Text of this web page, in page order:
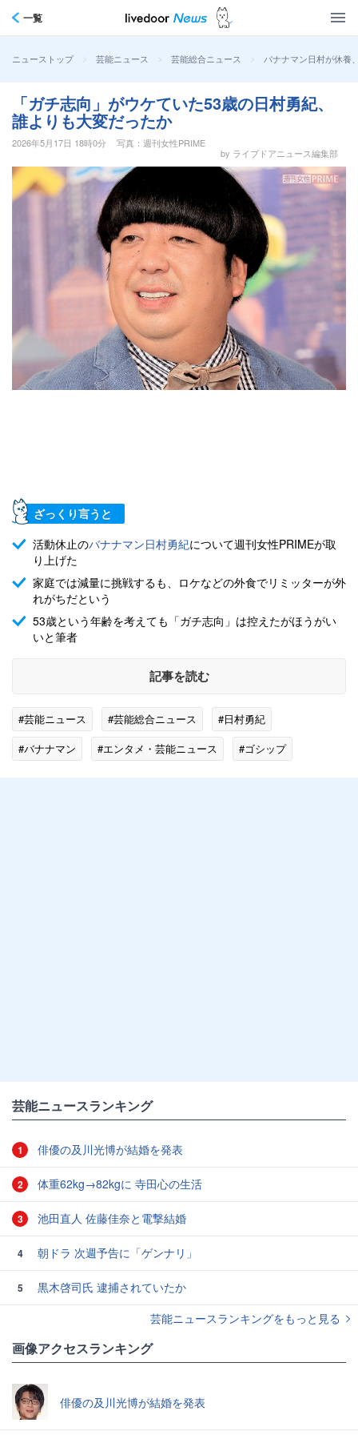
一覧
ニューストップ > 芸能ニュース > 芸能総合ニュース > バナナマン日村が休養
「ガチ志向」がウケていた53歳の日村勇紀、
誰よりも大変だったか
2026年5月17日 18時0分
写真：週刊女性PRIME
by ライブドアニュース編集部
ざっくり言うと
活動休止のバナナマン日村勇紀について週刊女性PRIMEが取
り上げた
家庭では減量に挑戦するも、ロケなどの外食でリミッターが外
れがちだという
53歳という年齢を考えても「ガチ志向」は控えたがほうがい
いと筆者
記事を読む
#芸能ニュース #芸能総合ニュース
#日村勇紀
#バナナマン
#エンタメ・芸能ニュース #ゴシップ
芸能ニュースランキング
1 俳優の及川光博が結婚を発表
2 体重62kg→82kgに 寺田心の生活
3 池田直人 佐藤佳奈と電撃結婚
4 朝ドラ 次週予告に「ゲンナリ」
5
黒木啓司氏 逮捕されていたか
芸能ニュースランキングをもっと見る
画像アクセスランキング
俳優の及川光博が結婚を発表